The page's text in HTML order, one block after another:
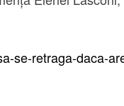
se-retraga-daca-